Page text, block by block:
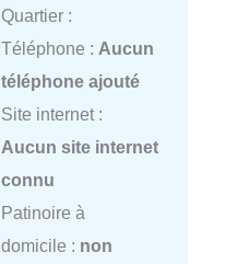
Quartier :
Téléphone : Aucun
téléphone ajouté
Site internet :
Aucun site internet
connu
Patinoire à
domicile : non